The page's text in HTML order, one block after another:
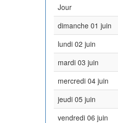
Jour
dimanche 01 juin
lundi 02 juin
mardi 03 juin
mercredi 04 juin
jeudi 05 juin
vendredi 06 juin